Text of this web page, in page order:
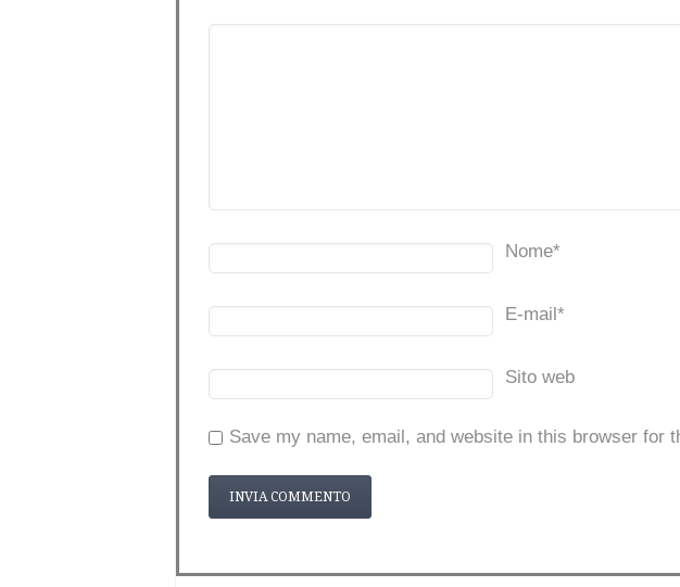
Nome*
E-mail *
Sito web
Save my name, email, and website in this browser for